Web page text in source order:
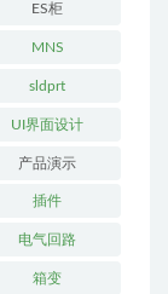
ES柜
MNS
sldprt
UI界面设计
产品演示
插件
电气回路
箱变